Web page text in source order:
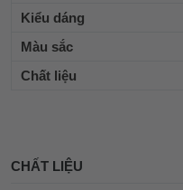
Kiểu dáng
Màu sắc
Chất liệu
CHẤT LIỆU